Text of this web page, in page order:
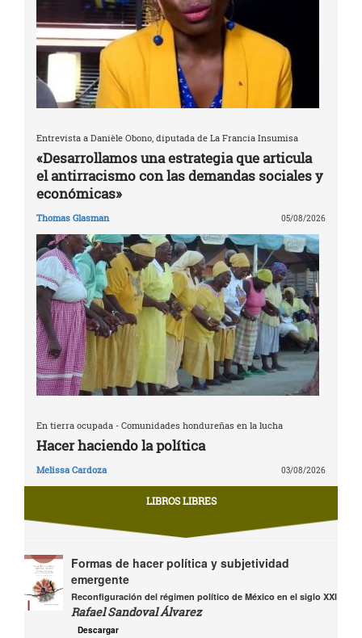
Entrevista a Danièle Obono, diputada de La Francia Insumisa
«Desarrollamos una estrategia que articula
el antirracismo con las demandas sociales y
económicas»
Thomas Glasman 05/08/2026
En tierra ocupada - Comunidades hondureñas en la lucha
Hacer haciendo la política
Melissa Cardoza 03/08/2026
LIBROS LIBRES
Formas de hacer política y subjetividad
emergente
Reconfiguración del régimen político de México en el siglo XXI
Rafael Sandoval Álvarez
Descargar